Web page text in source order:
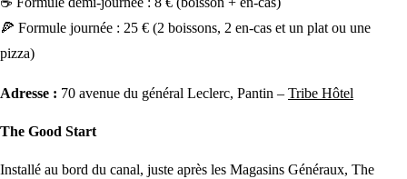
🍕 Formule journée : 25 € (2 boissons, 2 en-cas et un plat ou une
pizza)
Adresse : 70 avenue du général Leclerc, Pantin – Tribe Hôtel
The Good Start
Installé au bord du canal, juste après les Magasins Généraux, The